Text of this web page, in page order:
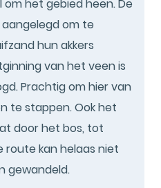
het gebied heen. De
om te
hun akkers
van het veen is
Prachtig om hier van
te stappen. Ook het
door het bos, tot
route kan helaas niet
gewandeld.